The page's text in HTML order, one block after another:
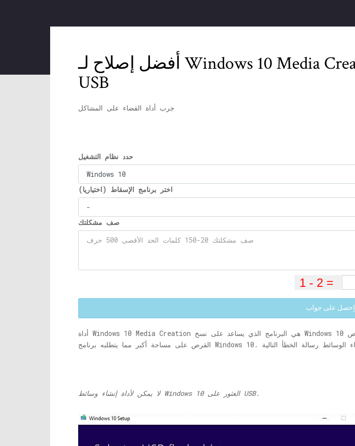
أفضل إصلاح لـ Windows 10 Media Creation Tool لا يمكنه العثور على
USB
جرب أداة القضاء على المشاكل
حدد نظام التشغيل
اختر برنامج الإسقاط (اختياريا)
صف مشكلتك
إحصل على جواب
أداة Windows 10 Media Creation هي البرنامج الذي يساعد على نسخ Windows 10 إلى قرص USB قابل للتمهيد. من الواضح أنه من الضروري أن يحتوي
لا يمكن لأداة إنشاء وسائط Windows 10 العثور على USB.